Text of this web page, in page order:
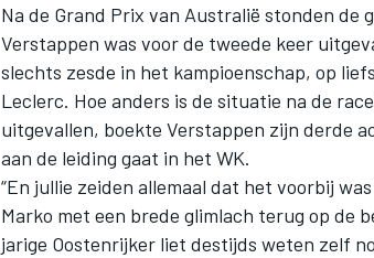
WEC DTM
Na de Grand Prix van Australië stonden de
Verstappen was voor de tweede keer
slechts zesde in het kampioenschap, op
Leclerc. Hoe anders is de situatie na de
uitgevallen, boekte Verstappen zijn derde
aan de leiding gaat in het WK.
“En jullie zeiden allemaal dat het voorbij
Marko met een brede glimlach terug op de
jarige Oostenrijker liet destijds weten zelf